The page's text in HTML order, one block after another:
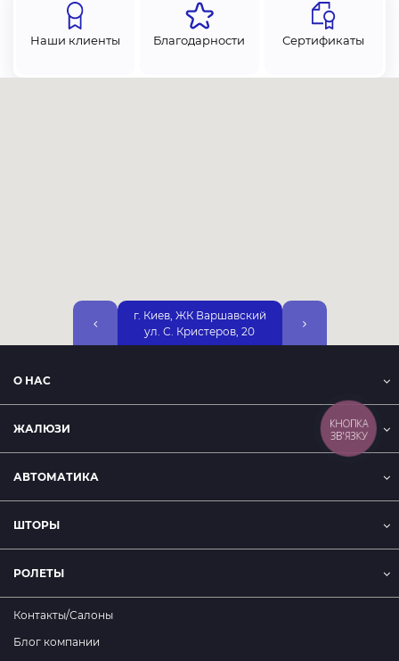
Наши клиенты Благодарности Сертификаты
г. Киев, ЖК Варшавский
ул. С. Кристеров, 20
Набережная, 25А,
О НАС
ЖАЛЮЗИ
АВТОМАТИКА
ШТОРЫ
РОЛЕТЫ
Контакты/Салоны
Блог компании
КНОПКА
ЗВ'ЯЗКУ